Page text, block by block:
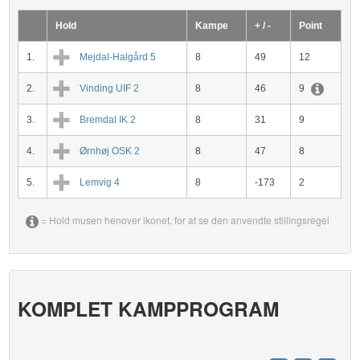
Hold Kampe + / - Point
1. Mejdal-Halgård 5 8 49 12
2. Vinding UIF 2 8 46 9
3. Bremdal IK 2 8 31 9
4. Ørnhøj OSK 2 8 47 8
5. Lemvig 4 8 -173 2
= Hold musen henover ikonet, for at se den anvendte stillingsregel
KOMPLET KAMPPROGRAM